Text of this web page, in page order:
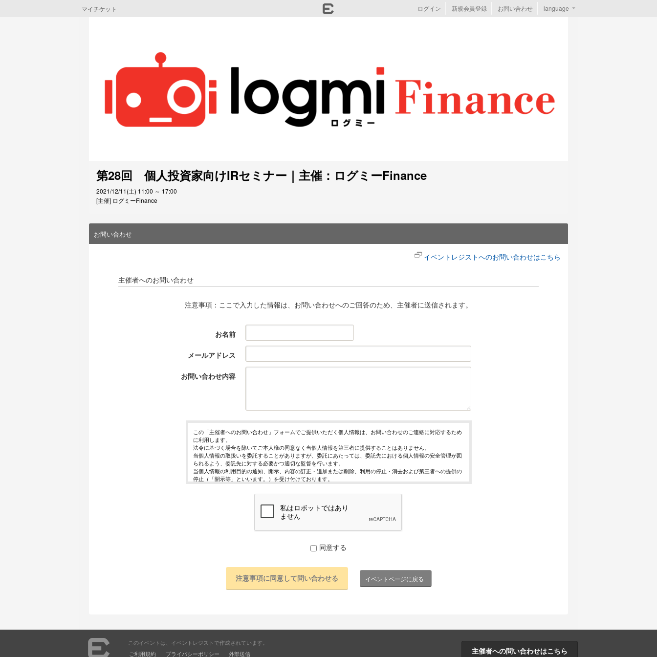
マイチケット ログイン 新規会員登録 お問い合わせ language
第28回　個人投資家向けIRセミナー｜主催：ログミーFinance
2021/12/11(土) 11:00 ～ 17:00
[主催] ログミーFinance
お問い合わせ
イベントレジストへのお問い合わせはこちら
主催者へのお問い合わせ
注意事項：ここで入力した情報は、お問い合わせへのご回答のため、主催者に送信されます。
お名前
メールアドレス
お問い合わせ内容
この「主催者へのお問い合わせ」フォームでご提供いただく個人情報は、お問い合わせのご連絡に対応するため
に利用します。
法令に基づく場合を除いてご本人様の同意なく当個人情報を第三者に提供することはありません。
当個人情報の取扱いを委託することがありますが、委託にあたっては、委託先における個人情報の安全管理が図
られるよう、委託先に対する必要かつ適切な監督を行います。
当個人情報の利用目的の通知、開示、内容の訂正・追加または削除、利用の停止・消去および第三者への提供の
停止（「開示等」といいます。）を受け付けております。
ご入力頂く情報の提供は任意となっております。ただし、正確な情報をご提供いただけない場合には、お問合せ
当ホームページではご利用状況の統計調査のためクッキー等を用いておりますが、これによる個人情報の取得、
東京都渋谷区千駄ヶ谷1－21－6 E-Mail：contact@eventregist.com
E-Mail ： contact@eventregist.com
受付時間 ： 10:00～18:00
同意する
イベントページに戻る
このイベントは、イベントレジストで作成されています。
ご利用規約
プライバシーポリシー 外部送信 主催者への問い合わせはこちら